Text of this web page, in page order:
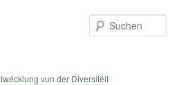
vun der Diversitéit